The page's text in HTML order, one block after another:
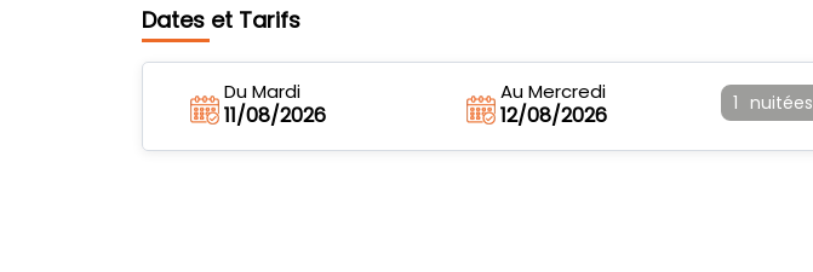
Dates et Tarifs
Du Mardi
11/08/2026
Au Mercredi
12/08/2026 1 nuitées